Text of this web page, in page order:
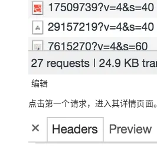
编辑
点击第一个请求，进入其详情页面。